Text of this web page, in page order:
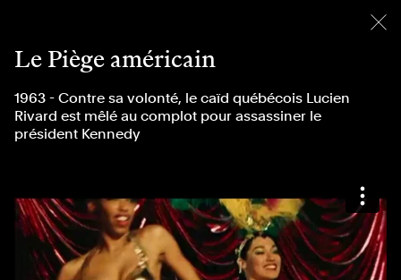
Le Piège américain
1963 - Contre sa volonté, le caïd québécois Lucien
Rivard est mêlé au complot pour assassiner le
président Kennedy